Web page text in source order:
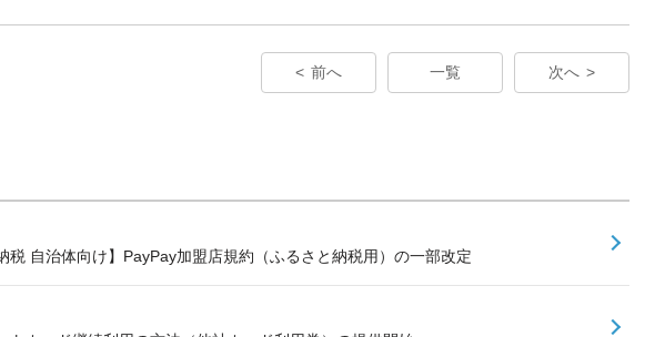
前へ 一覧 次へ
税 自治体向け】PayPay加盟店規約（ふるさと納税用）の一部改定